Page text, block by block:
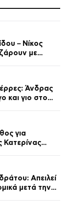
– Νίκος
με
Άνδρας
και γιο στο
για
Κατερίνας
Απειλεί
μετά την